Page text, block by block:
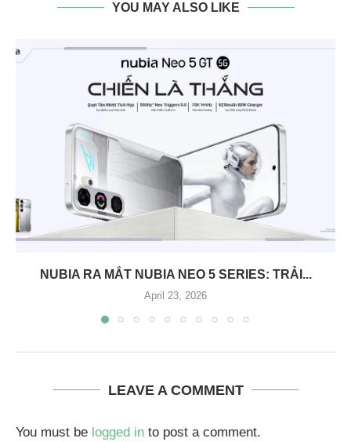
YOU MAY ALSO LIKE
NUBIA RA MẮT NUBIA NEO 5 SERIES: TRẢI...
April 23, 2026
LEAVE A COMMENT
You must be logged in to post a comment.